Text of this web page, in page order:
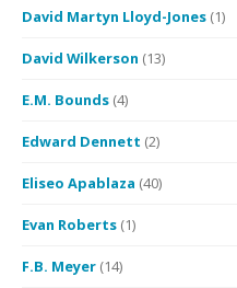
David Martyn Lloyd-Jones (1)
David Wilkerson (13)
E.M. Bounds (4)
Edward Dennett (2)
Eliseo Apablaza (40)
Evan Roberts (1)
F.B. Meyer (14)